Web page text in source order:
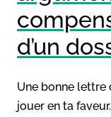
d’un
Une bonne lettre
jouer en ta